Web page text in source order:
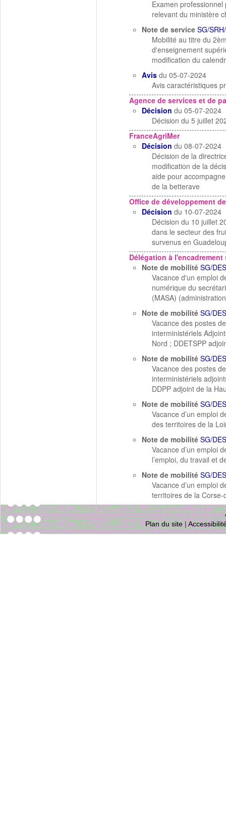
Examen
relevant du ministère
Note de service SG/
Mobilité au titre du
d'enseignement
modification du
Avis du 05-07-2024
Avis caractéristiques
Agence de services et de
Décision du 05-07-2024
Décision du 5 juillet
FranceAgriMer
Décision du 08-07-2024
Décision de la
modification de la
aide pour
de la betterave
Office de développement
Décision du 10-07-2024
Décision du 10 juillet
dans le secteur des
survenus en
Délégation à l'encadrement
Note de mobilité SG/
Vacance d'un emploi
numérique du
(MASA)
Note de mobilité SG/
Vacance des postes
interministériels
Nord ; DDETSPP
Note de mobilité SG/
Vacance des postes
interministériels
DDPP adjoint de la
Note de mobilité SG/
Vacance d’un emploi
des territoires de la
Note de mobilité SG/
Vacance d’un emploi
l’emploi, du travail et
Note de mobilité SG/
Vacance d’un emploi
territoires de la Corse-
Plan du site|